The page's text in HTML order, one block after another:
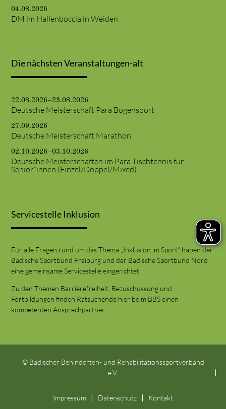
04.08.2026
DM im Hallenboccia in Weiden
Die nächsten Veranstaltungen-alt
22.08.2026–23.08.2026
Deutsche Meisterschaft Para Bogensport
27.09.2026
Deutsche Meisterschaft Marathon
02.10.2026–03.10.2026
Deutsche Meisterschaften im Para Tischtennis für
Senior*innen (Einzel/Doppel/Mixed)
Servicestelle Inklusion
Für alle Fragen rund um das Thema „Inklusion im Sport“ haben der
Badische Sportbund Freiburg und der Badische Sportbund Nord
eine gemeinsame Servicestelle eingerichtet.
Zu den Themen Barrierefreiheit, Bezuschussung und
Fortbildungen finden Ratsuchende hier beim BBS einen
kompetenten Ansprechpartner.
© Badischer Behinderten- und Rehabilitationssportverband
e.V.
Impressum Datenschutz Kontakt